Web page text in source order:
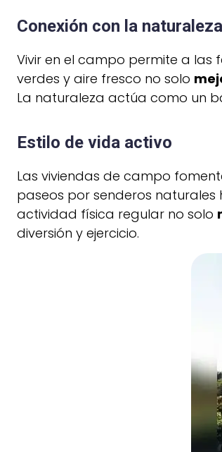
Conexión con la naturaleza
Vivir en el campo permite a las
verdes y aire fresco no solo
La naturaleza actúa como un
Estilo de vida activo
Las viviendas de campo
paseos por senderos
actividad física regular no solo
diversión y ejercicio.